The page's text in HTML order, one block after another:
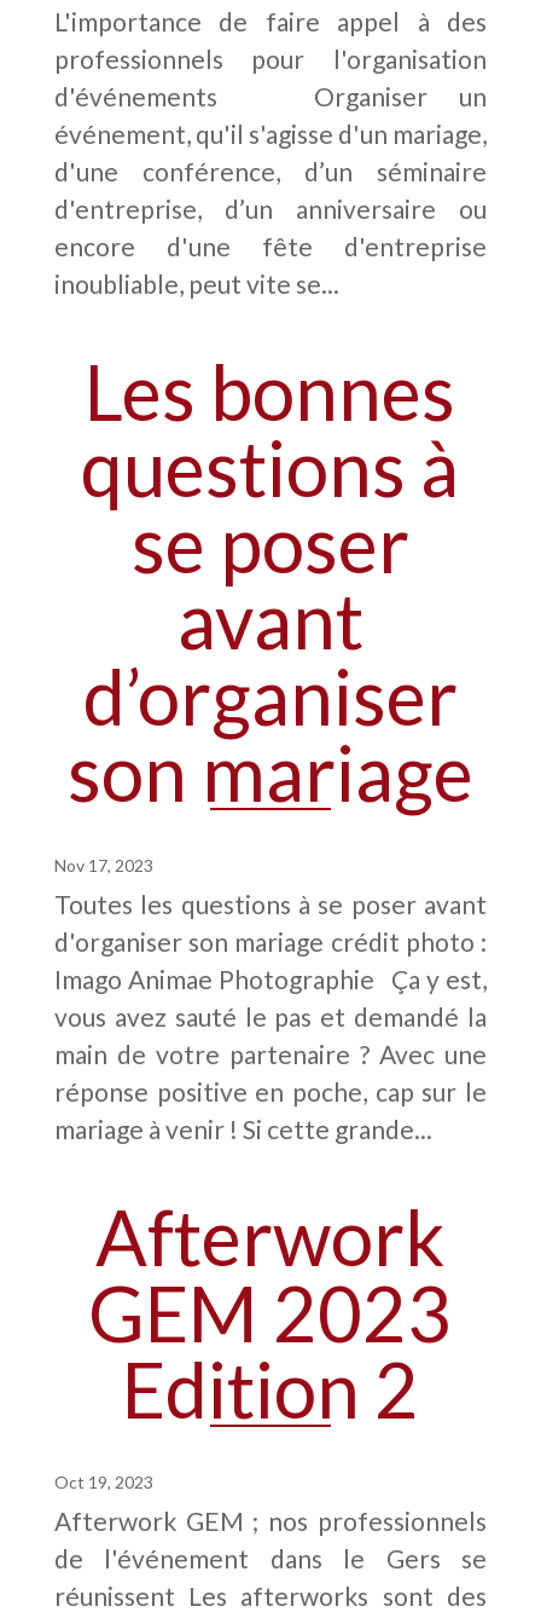
L'importance de faire appel à des
professionnels pour l'organisation
d'événements Organiser un
événement, qu'il s'agisse d'un mariage,
d'une conférence, d’un séminaire
d'entreprise, d’un anniversaire ou
encore d'une fête d'entreprise
inoubliable, peut vite se...
Les bonnes
questions à
se poser
avant
d’organiser
son mariage
Nov 17, 2023
Toutes les questions à se poser avant
d'organiser son mariage crédit photo :
Imago Animae Photographie Ça y est,
vous avez sauté le pas et demandé la
main de votre partenaire ? Avec une
réponse positive en poche, cap sur le
mariage à venir ! Si cette grande...
Afterwork
GEM 2023
Edition 2
Oct 19, 2023
Afterwork GEM ; nos professionnels
de l'événement dans le Gers se
réunissent Les afterworks sont des